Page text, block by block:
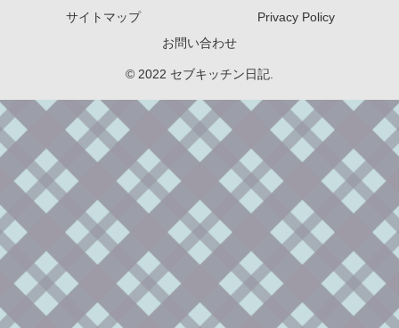
サイトマップ
Privacy Policy
お問い合わせ
© 2022 セブキッチン日記.